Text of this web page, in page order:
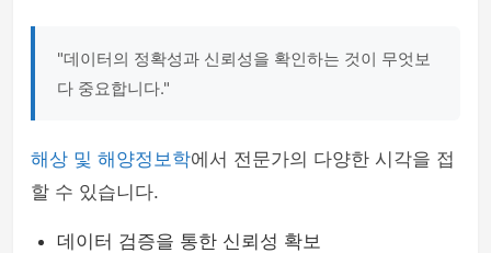
"데이터의 정확성과 신뢰성을 확인하는 것이 무엇보
다 중요합니다."
해상 및 해양정보학에서 전문가의 다양한 시각을 접
할 수 있습니다.
데이터 검증을 통한 신뢰성 확보